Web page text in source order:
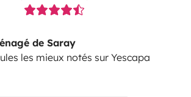
de Saray
les mieux notés sur Yescapa